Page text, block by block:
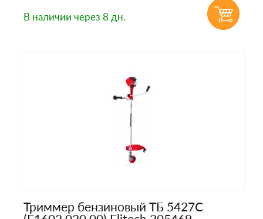
В наличии через 8 дн.
Триммер бензиновый ТБ 5427С